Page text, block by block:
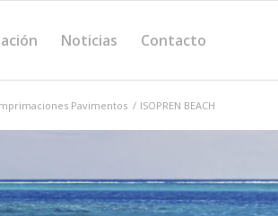
Noticias Contacto
Pavimentos / ISOPREN BEACH